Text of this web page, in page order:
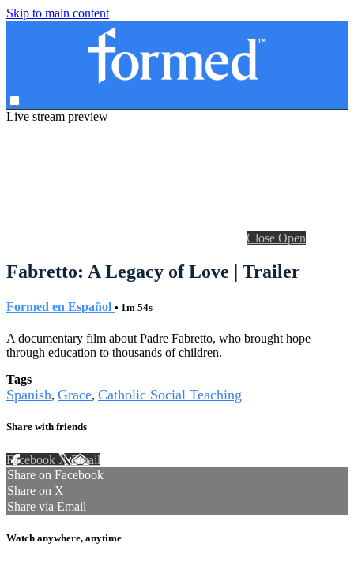
Skip to main content
Live stream preview
Close Open
Fabretto: A Legacy of Love | Trailer
Formed en Español • 1m 54s
A documentary film about Padre Fabretto, who brought hope
through education to thousands of children.
Tags
Spanish, Grace, Catholic Social Teaching
Share with friends
Facebook XEmail
Share on Facebook
Share on X
Share via Email
Watch anywhere, anytime